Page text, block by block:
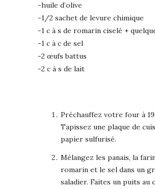
-huile d’olive
-1/2 sachet de levure chimique
-1 c à s de romarin ciselé +
-1 c à c de sel
-2 œufs battus
-2 c à s de lait
Préchauffez votre four à
Tapissez une plaque de
papier sulfurisé.
Mélangez les panais, la
romarin et le sel dans un
saladier. Faites un puits au